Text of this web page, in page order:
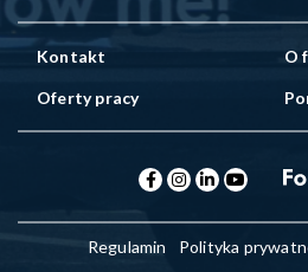
Kontakt O
Oferty pracy
Regulamin Polityka